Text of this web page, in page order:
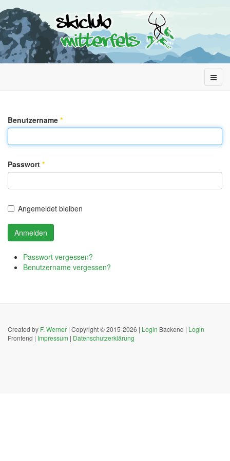
Benutzername *
Passwort *
Angemeldet bleiben
Anmelden
Passwort vergessen?
Benutzername vergessen?
Created by F. Werner | Copyright © 2015-2026 | Login Backend | Login
Frontend | Impressum | Datenschutzerklärung